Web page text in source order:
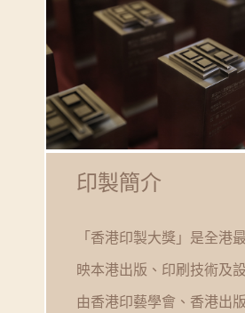
印製簡介
「香港印製大獎」是全港
映本港出版、印刷技術及
由香港印藝學會、香港出